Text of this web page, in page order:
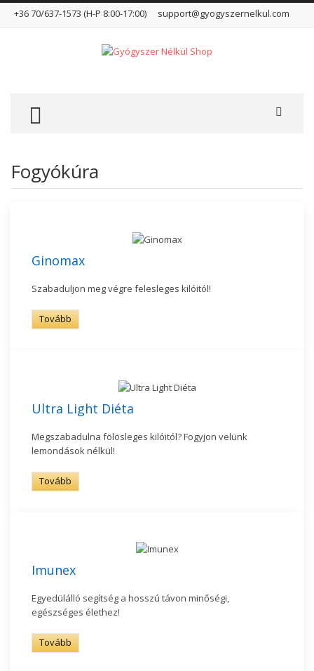
+36 70/637-1573 (H-P 8:00-17:00) support@gyogyszernelkul.com
TOGGLE MENU
Fogyókúra
Ginomax
Szabaduljon meg végre felesleges kilóitól!
Tovább
Ultra Light Diéta
Megszabadulna fölösleges kilóitól? Fogyjon velünk
lemondások nélkül!
Tovább
Imunex
Egyedülálló segítség a hosszú távon minőségi,
egészséges élethez!
Tovább